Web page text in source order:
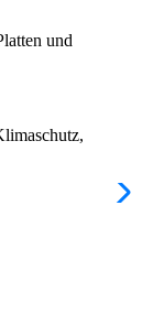
und